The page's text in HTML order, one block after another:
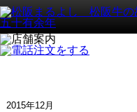
2015年12月